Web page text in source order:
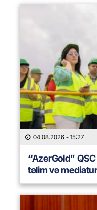
04.08.2026 - 15:27
“AzerGold”
təlim və